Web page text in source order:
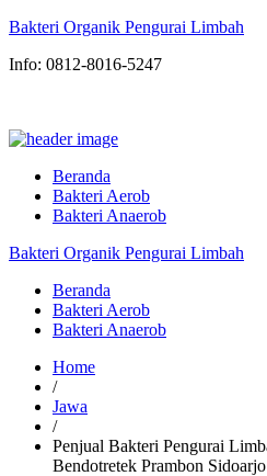
Bakteri Organik Pengurai Limbah
Info: 0812-8016-5247
Beranda
Bakteri Aerob
Bakteri Anaerob
Bakteri Organik Pengurai Limbah
Beranda
Bakteri Aerob
Bakteri Anaerob
Home
/
Jawa
/
Penjual Bakteri Pengurai
Bendotretek Prambon Sidoarjo